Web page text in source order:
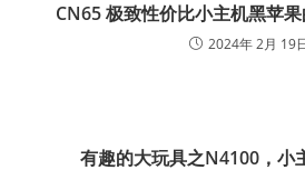
CN65 极致性价比小主机黑苹果
2024年 2月 19
有趣的大玩具之N4100，小